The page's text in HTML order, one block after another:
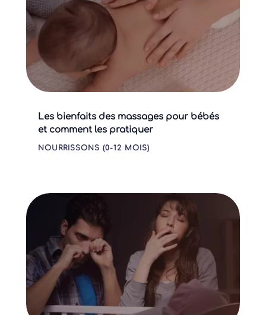
Les bienfaits des massages pour bébés
et comment les pratiquer
NOURRISSONS (0-12 MOIS)